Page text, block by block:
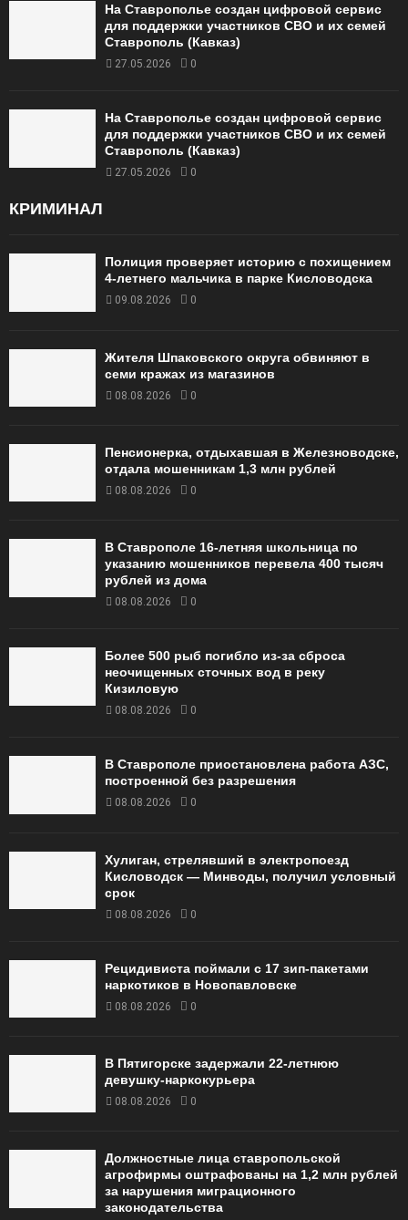
На Ставрополье создан цифровой сервис
для поддержки участников СВО и их семей
Ставрополь (Кавказ)
27.05.2026 0
На Ставрополье создан цифровой сервис
для поддержки участников СВО и их семей
Ставрополь (Кавказ)
27.05.2026 0
КРИМИНАЛ
Полиция проверяет историю с похищением
4-летнего мальчика в парке Кисловодска
09.08.2026 0
Жителя Шпаковского округа обвиняют в
семи кражах из магазинов
08.08.2026 0
Пенсионерка, отдыхавшая в Железноводске,
отдала мошенникам 1,3 млн рублей
08.08.2026 0
В Ставрополе 16-летняя школьница по
указанию мошенников перевела 400 тысяч
рублей из дома
08.08.2026 0
Более 500 рыб погибло из-за сброса
неочищенных сточных вод в реку
Кизиловую
08.08.2026 0
В Ставрополе приостановлена работа АЗС,
построенной без разрешения
08.08.2026 0
Хулиган, стрелявший в электропоезд
Кисловодск — Минводы, получил условный
срок
08.08.2026 0
Рецидивиста поймали с 17 зип-пакетами
наркотиков в Новопавловске
08.08.2026 0
В Пятигорске задержали 22-летнюю
девушку-наркокурьера
08.08.2026 0
Должностные лица ставропольской
агрофирмы оштрафованы на 1,2 млн рублей
за нарушения миграционного
законодательства